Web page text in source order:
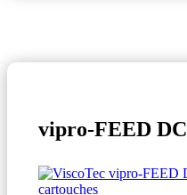
vipro-FEED DC